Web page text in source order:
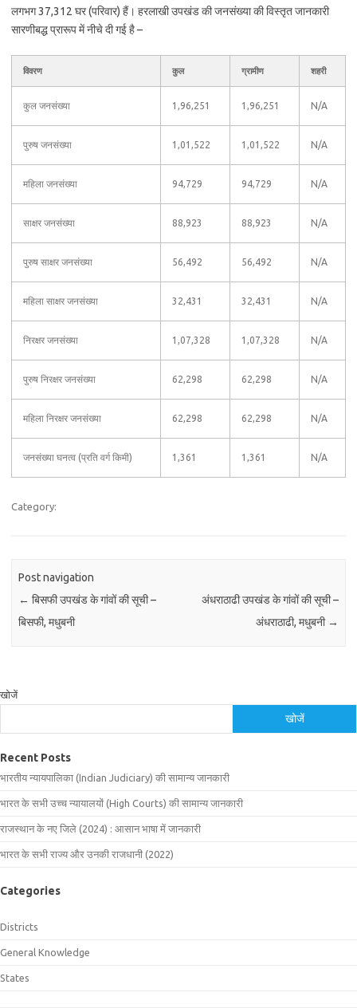
लगभग 37,312 घर (परिवार) हैं। हरलाखी उपखंड की जनसंख्या की विस्तृत जानकारी
सारणीबद्ध प्रारूप में नीचे दी गई है –
विवरण कुल ग्रामीण शहरी
कुल जनसंख्या 1,96,251 1,96,251 N/A
पुरुष जनसंख्या 1,01,522 1,01,522 N/A
महिला जनसंख्या 94,729 94,729 N/A
साक्षर जनसंख्या 88,923 88,923 N/A
पुरुष साक्षर जनसंख्या 56,492 56,492 N/A
महिला साक्षर जनसंख्या 32,431 32,431 N/A
निरक्षर जनसंख्या 1,07,328 1,07,328 N/A
पुरुष निरक्षर जनसंख्या 62,298 62,298 N/A
महिला निरक्षर जनसंख्या 62,298 62,298 N/A
जनसंख्या घनत्व (प्रति वर्ग किमी) 1,361 1,361 N/A
Category:
Post navigation
← बिसफी उपखंड के गांवों की सूची –
बिसफी, मधुबनी
अंधराठाढी उपखंड के गांवों की सूची –
अंधराठाढी, मधुबनी →
खोजें
खोजें
Recent Posts
भारतीय न्यायपालिका (Indian Judiciary) की सामान्य जानकारी
भारत के सभी उच्च न्यायालयों (High Courts) की सामान्य जानकारी
राजस्थान के नए जिले (2024) : आसान भाषा में जानकारी
भारत के सभी राज्य और उनकी राजधानी (2022)
Categories
Districts
General Knowledge
States